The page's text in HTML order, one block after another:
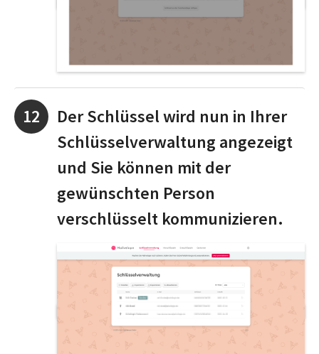
Der Schlüssel wird nun in Ihrer
Schlüsselverwaltung angezeigt
und Sie können mit der
gewünschten Person
verschlüsselt kommunizieren.